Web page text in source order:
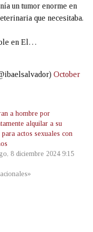
un tumor enorme en
que necesitaba.
en El…
October
a hombre por
alquilar a su
actos sexuales con
8 diciembre 2024 9:15